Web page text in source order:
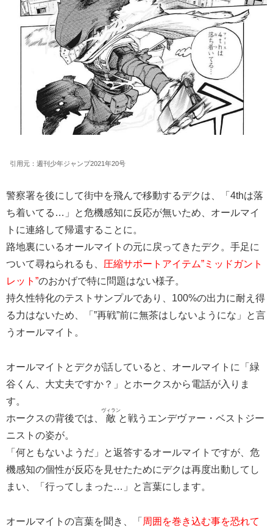
引用元：週刊少年ジャンプ2021年20号
警察署を後にして街中を飛んで移動するデクは、「4thは落
ち着いてる…」と危機感知に反応が無いため、オールマイ
トに連絡して帰還することに。
路地裏にいるオールマイトの元に戻ってきたデク。手足に
ついて尋ねられるも、 圧縮サポートアイテム”ミッドガント
レット”のおかげで特に問題はない様子。
持久性特化のテストサンプルであり、100%の出力に耐え得
る力はないため、「”再戦”前に無茶はしないようにな」と言
うオールマイト。
オールマイトとデクが話していると、オールマイトに「緑
谷くん、大丈夫ですか？」とホークスから電話が入りま
す。
ホークスの背後では、
敵
ヴィラン
と戦うエンデヴァー・ベストジー
ニストの姿が。
「何ともないようだ」と返答するオールマイトですが、危
機感知の個性が反応を見せたためにデクは再度出動してし
まい、「行ってしまった…」と言葉にします。
オールマイトの言葉を聞き、「 周囲を巻き込む事を恐れて